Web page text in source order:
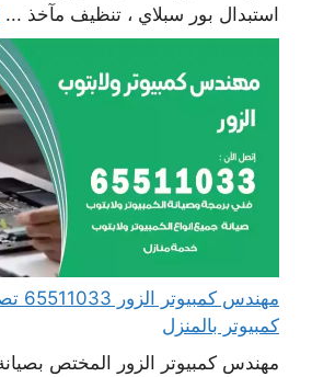
استبدال بور سبلاي ، تنظيف مآخذ ...
مهندس
كمبيوتر بالمنزل
مهندس كمبيوتر الزور المختص